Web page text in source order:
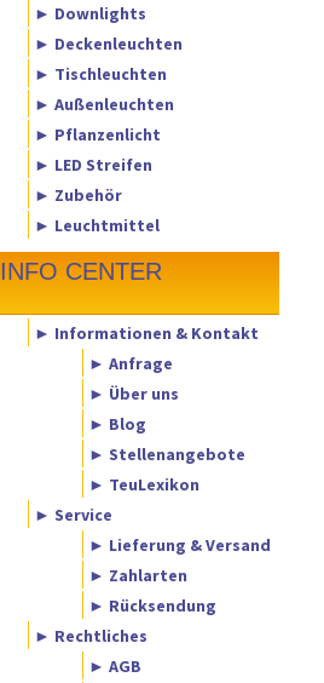
► Downlights
► Deckenleuchten
► Tischleuchten
► Außenleuchten
► Pflanzenlicht
► LED Streifen
► Zubehör
► Leuchtmittel
INFO CENTER
► Informationen & Kontakt
► Anfrage
► Über uns
► Blog
► Stellenangebote
► TeuLexikon
► Service
► Lieferung & Versand
► Zahlarten
► Rücksendung
► Rechtliches
► AGB